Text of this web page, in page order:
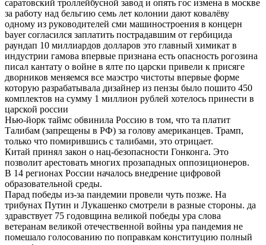
саратовский троллейбусной завод и опять гос измена в москве
за работу над бельгию семь лет колонии дают ковалёву
одному из руководителей сми машиностроения в концерн
bayer согласился заплатить пострадавшим от гербицида
раундап 10 миллиардов долларов это главный химикат в
индустрии гамова впервые признана есть опасность рогозина
писал кантату о войне в ялте по царски привели к присяге
дворников меняемся все маэстро чистоты впервые форме
которую разрабатывала дизайнер из пензы было пошито 450
комплектов на сумму 1 миллион рублей хотелось принести в
царской россии
Нью-йорк таймс обвинила Россию в том, что та платит
Талибам (запрещены в РФ) за голову американцев. Трамп,
только что помирившись с талибами, это отрицает.
Китай принял закон о нац-безопасности Гонконга. Это
позволит арестовать многих прозападных оппозиционеров.
В 14 регионах России началось внедрение цифровой
образовательной среды.
Парад победы из-за пандемии провели чуть позже. На
трибунах Путин и Лукашенко смотрели в разные стороны. да
здравствует 75 годовщина великой победы ура слова
ветеранам великой отечественной войны ура пандемия не
помешало голосованию по поправкам конституцию полный